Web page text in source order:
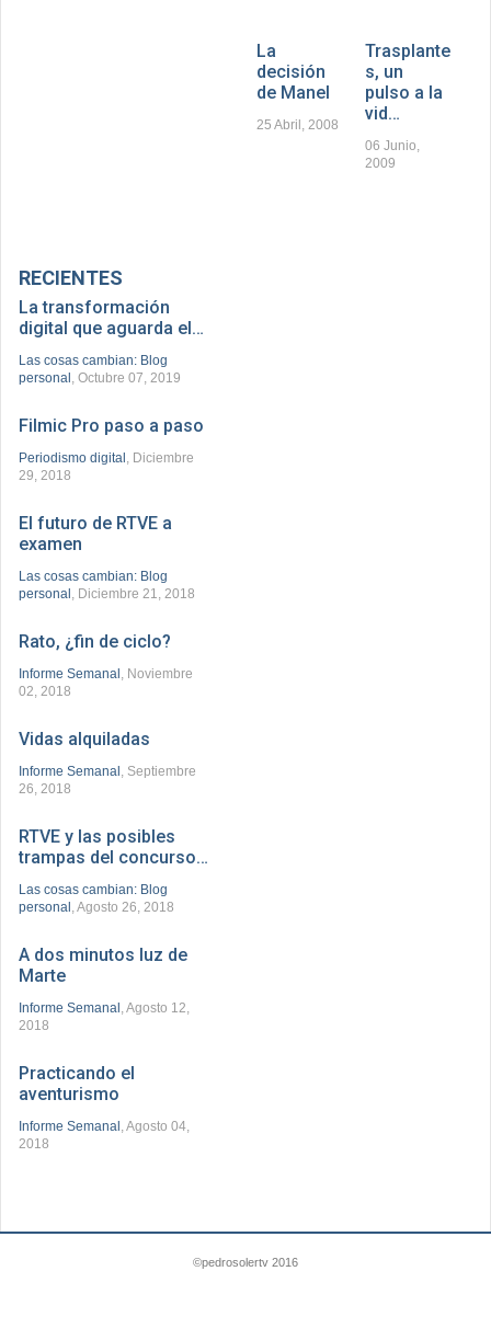
La
decisión
de Manel
25 Abril, 2008
Trasplante
s, un
pulso a la
vid…
06 Junio,
2009
RECIENTES
La transformación
digital que aguarda el…
Las cosas cambian: Blog
personal , Octubre 07, 2019
Filmic Pro paso a paso
Periodismo digital , Diciembre
29, 2018
El futuro de RTVE a
examen
Las cosas cambian: Blog
personal , Diciembre 21, 2018
Rato, ¿fin de ciclo?
Informe Semanal , Noviembre
02, 2018
Vidas alquiladas
Informe Semanal , Septiembre
26, 2018
RTVE y las posibles
trampas del concurso…
Las cosas cambian: Blog
personal , Agosto 26, 2018
A dos minutos luz de
Marte
Informe Semanal , Agosto 12,
2018
Practicando el
aventurismo
Informe Semanal , Agosto 04,
2018
©pedrosolertv 2016